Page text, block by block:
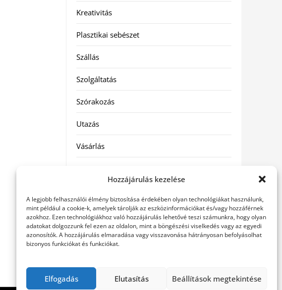
Hozzájárulás kezelése
A legjobb felhasználói élmény biztosítása érdekében olyan technológiákat használunk,
mint például a cookie-k, amelyek tárolják az eszközinformációkat és/vagy hozzáférnek
azokhoz. Ezen technológiákhoz való hozzájárulás lehetővé teszi számunkra, hogy olyan
adatokat dolgozzunk fel ezen az oldalon, mint a böngészési viselkedés vagy az egyedi
azonosítók. A hozzájárulás elmaradása vagy visszavonása hátrányosan befolyásolhat
bizonyos funkciókat és funkciókat.
Elfogadás Elutasítás Beállítások megtekintése
Kreativitás
Plasztikai sebészet
Szállás
Szolgáltatás
Szórakozás
Utazás
Vásárlás
Címkék
hátfájás kezelése